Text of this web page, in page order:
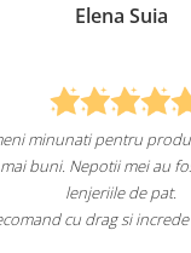
"Lenjeriile de pat de
un
Am comandat deja
fac
Recomand cu